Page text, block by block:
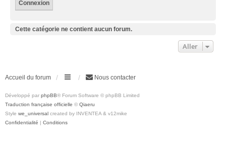
Cette catégorie ne contient aucun forum.
Aller
Accueil du forum Nous contacter
Développé par phpBB® Forum Software © phpBB Limited
Traduction française officielle © Qiaeru
Style we_universal created by INVENTEA & v12mike
Confidentialité | Conditions